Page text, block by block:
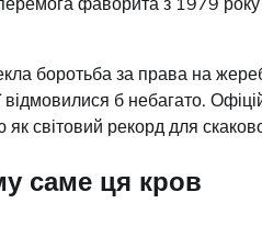
боротьба за права на
відмовилися б небагато.
світовий рекорд для
саме ця кров